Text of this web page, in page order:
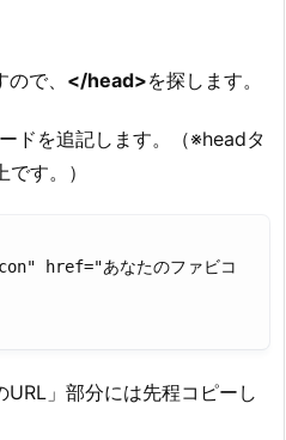
で、 </head>を探します。
ドを追記します。（※headタ
す。）
href="あなたのファビコ
URL」部分には先程コピーし